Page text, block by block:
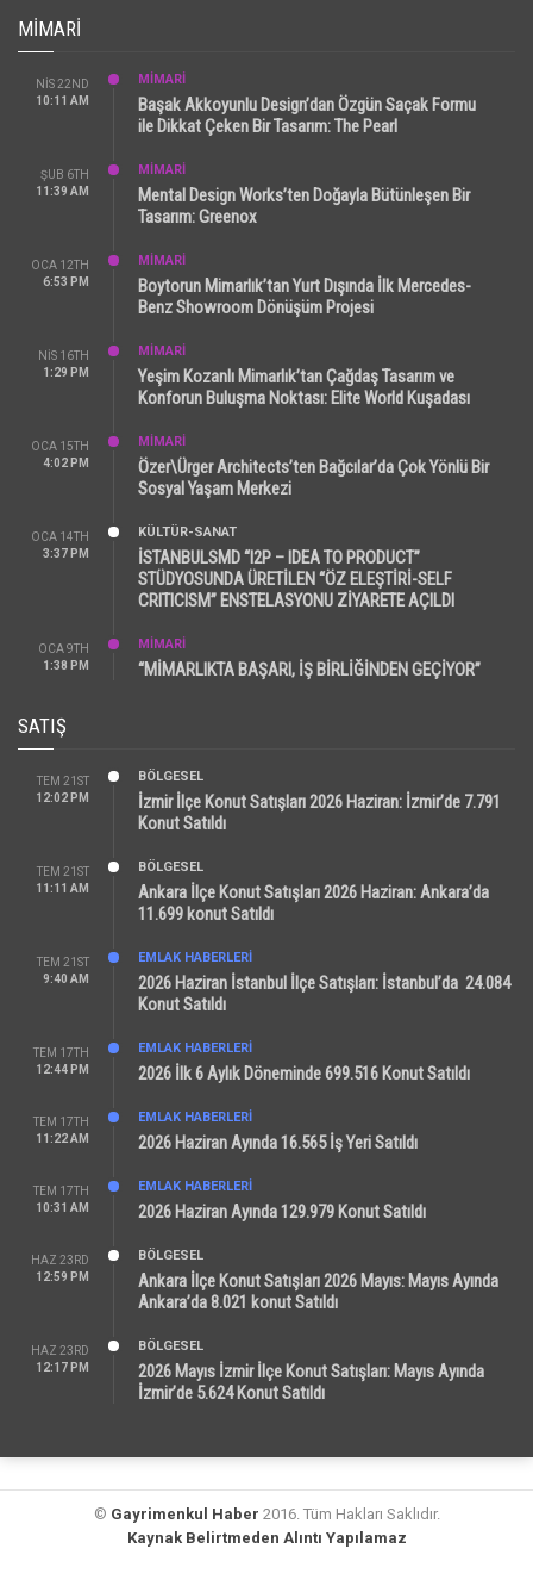
MIMARI
NIS 22ND
10:11 AM
MİMARİ
Başak Akkoyunlu Design’dan Özgün Saçak Formu
ile Dikkat Çeken Bir Tasarım: The Pearl
ŞUB 6TH
11:39 AM
MİMARİ
Mental Design Works’ten Doğayla Bütünleşen Bir
Tasarım: Greenox
OCA 12TH
6:53 PM
MİMARİ
Boytorun Mimarlık’tan Yurt Dışında İlk Mercedes-
Benz Showroom Dönüşüm Projesi
NIS 16TH
1:29 PM
MİMARİ
Yeşim Kozanlı Mimarlık’tan Çağdaş Tasarım ve
Konforun Buluşma Noktası: Elite World Kuşadası
OCA 15TH
4:02 PM
MİMARİ
Özer\Ürger Architects’ten Bağcılar’da Çok Yönlü Bir
Sosyal Yaşam Merkezi
OCA 14TH
3:37 PM
KÜLTÜR-SANAT
İSTANBULSMD “I2P – IDEA TO PRODUCT”
STÜDYOSUNDA ÜRETİLEN “ÖZ ELEŞTİRİ-SELF
CRITICISM” ENSTELASYONU ZİYARETE AÇILDI
OCA 9TH
1:38 PM
MİMARİ
“MİMARLIKTA BAŞARI, İŞ BİRLİĞİNDEN GEÇİYOR”
SATIŞ
TEM 21ST
12:02 PM
BÖLGESEL
İzmir İlçe Konut Satışları 2026 Haziran: İzmir’de 7.791
Konut Satıldı
TEM 21ST
11:11 AM
BÖLGESEL
Ankara İlçe Konut Satışları 2026 Haziran: Ankara’da
11.699 konut Satıldı
TEM 21ST
9:40 AM
EMLAK HABERLERI
2026 Haziran İstanbul İlçe Satışları: İstanbul’da 24.084
Konut Satıldı
TEM 17TH
12:44 PM
EMLAK HABERLERI
2026 İlk 6 Aylık Döneminde 699.516 Konut Satıldı
TEM 17TH
11:22 AM
EMLAK HABERLERI
2026 Haziran Ayında 16.565 İş Yeri Satıldı
TEM 17TH
10:31 AM
EMLAK HABERLERI
2026 Haziran Ayında 129.979 Konut Satıldı
HAZ 23RD
12:59 PM
BÖLGESEL
Ankara İlçe Konut Satışları 2026 Mayıs: Mayıs Ayında
Ankara’da 8.021 konut Satıldı
HAZ 23RD
12:17 PM
BÖLGESEL
2026 Mayıs İzmir İlçe Konut Satışları: Mayıs Ayında
İzmir’de 5.624 Konut Satıldı
© Gayrimenkul Haber 2016. Tüm Hakları Saklıdır.
Kaynak Belirtmeden Alıntı Yapılamaz